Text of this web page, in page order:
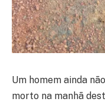
Um homem ainda
morto na manhã